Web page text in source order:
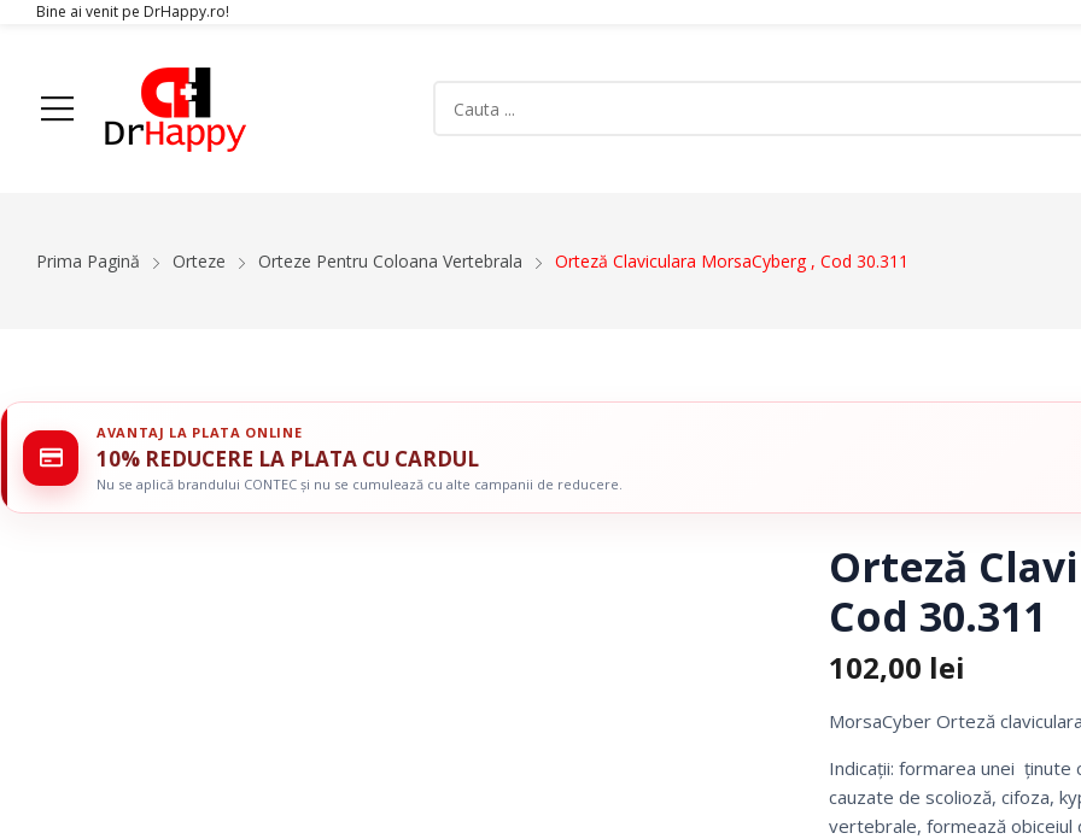
Bine ai venit pe DrHappy.ro!
Monitoare Functii Vitale
Electrocardiografe
Simulatoare
Orteze Pentru Coloana Vertebrala
Orteze Pentru Picior
Bastoane
Fotolii Rulante
Rampe
Accesorii Dispozitive
Prima Pagină Orteze Orteze Pentru Coloana Vertebrala Orteză Claviculara MorsaCyberg , Cod 30.311
AVANTAJ LA PLATA ONLINE
10% REDUCERE LA PLATA CU CARDUL
Nu se aplică brandului CONTEC și nu se cumulează cu alte campanii de reducere.
Orteză
Cod 30.311
102,00 lei
MorsaCyber Orteză
Indicaţii: formarea unei
cauzate de scolioză, cifoza,
vertebrale, formează